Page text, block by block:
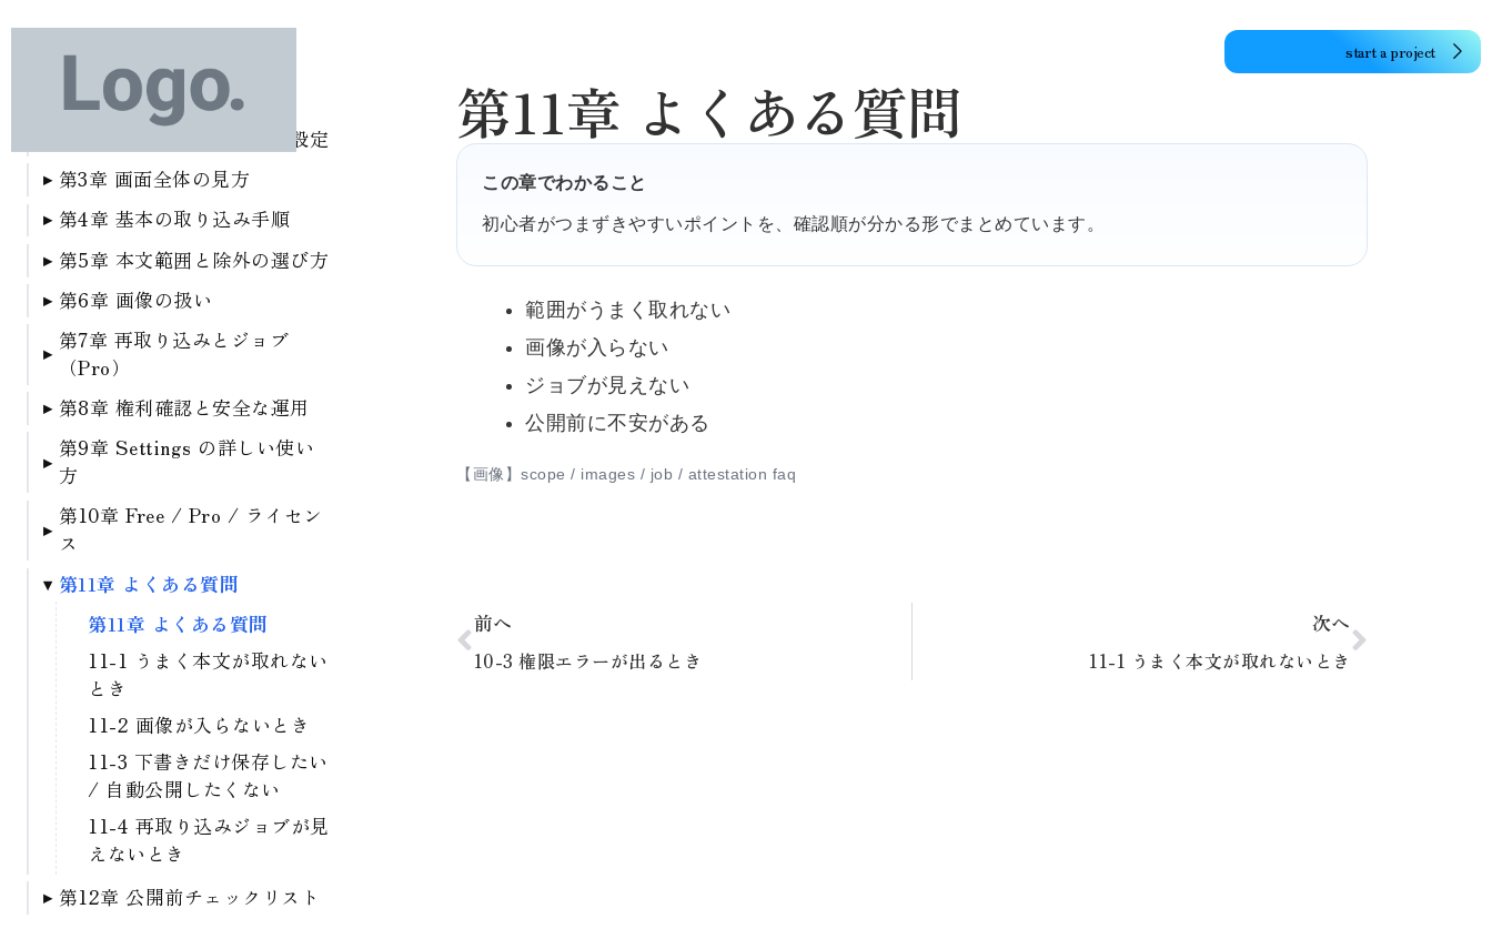
start a project
第1章 はじめに
1-1 Utsushi Gami でできる
こと
いていない使い方
1-3 導入前に確認すること
第2章 インストールと初期設定
第2章 インストールと初期
設定
化する
2-2 最初に確認したいこと
2-3 初期設定のおすすめ
第3章 画面全体の見方
第3章 画面全体の見方
3-1 インポート画面の5ステ
3-3 上部アクションと Free
/ Pro 表示
第4章 基本の取り込み手順
第4章 基本の取り込み手順
4-1 URLを入力する
4-2 本文の範囲を選ぶ
4-3 取り込みたくない部分
を除外する
4-4 投稿タイプと画像設定
を決める
第5章 本文範囲と除外の選び方
第5章 本文範囲と除外の選
び方
5-1 おすすめ候補から選ぶ
5-2 構造から選ぶモーダル
5-3 CSSセレクタを直接指
定する
第6章 画像の扱い
第6章 画像の扱い
6-1 画像候補の見方
6-2 Allowed hosts /
Blocked hosts / Allowed
6-3 画像をJPGに整える
第7章 再取り込みとジョブ
（Pro）
第7章 再取り込みとジョブ
（Pro）
7-2 ジョブを作成・更新す
7-3 ジョブを実行する
7-4 リンク先もまとめて確
認する（Pro）
第8章 権利確認と安全な運用
第8章 権利確認と安全な運
8-1 Rights-Safe の考え方
Attestation の流れ
8-3 公開前に確認したいこ
と
8-4 やってはいけない使い
方
第9章 Settings の詳しい使い
方
第9章 Settings の詳しい使
9-1 Allowed hosts と
Blockify / Default post
type
9-3 Fetch timeout と User-
Agent
9-4 Content Rights
Attestation (Logs)
第10章 Free / Pro / ライセン
ス
第10章 Free / Pro / ライ
センス
10-1 Free と Pro の違い
10-2 Freemius 接続と
Licensing & Billing
10-3 権限エラーが出るとき
第11章 よくある質問
第11章 よくある質問
11-1 うまく本文が取れない
とき
11-2 画像が入らないとき
11-3 下書きだけ保存したい
/ 自動公開したくない
11-4 再取り込みジョブが見
えないとき
第12章 公開前チェックリスト
第11章 よくある質問
この章でわかること
初心者がつまずきやすいポイントを、確認順が分かる形でまとめています。
範囲がうまく取れない
画像が入らない
ジョブが見えない
公開前に不安がある
【画像】scope / images / job / attestation faq
前へ
10-3 権限エラーが出るとき
次へ
11-1 うまく本文が取れないとき